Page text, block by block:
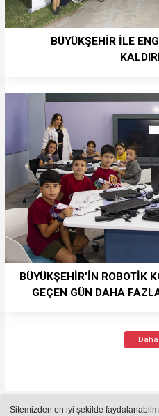
Sitemizden en iyi şekilde
BÜYÜKŞEHİR İLE
BÜYÜKŞEHİR’İN ROBOTİK
GEÇEN GÜN DAHA
...